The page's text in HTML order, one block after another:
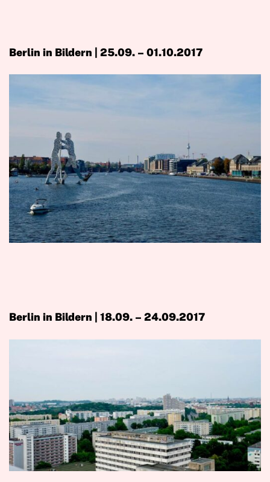
Berlin in Bildern | 25.09. – 01.10.2017
Berlin in Bildern | 18.09. – 24.09.2017